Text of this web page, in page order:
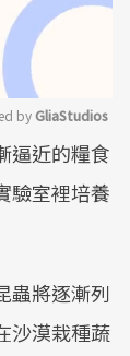
Mute
by GliaStudios
逼近的糧食
驗室裡培養
蟲將逐漸列
沙漠栽種蔬